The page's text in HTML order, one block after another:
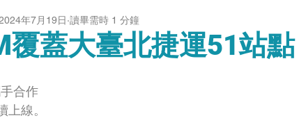
覆蓋大臺北捷運51站點
年7月19日 讀畢需時 1 分鐘
合作
線。